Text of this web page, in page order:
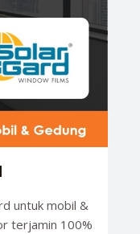
untuk mobil &
terjamin 100%